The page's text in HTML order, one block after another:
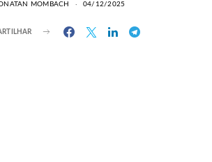
MOMBACH 04/12/2025